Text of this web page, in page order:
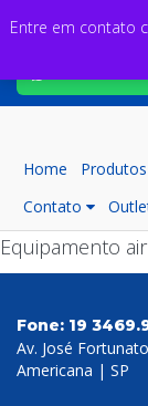
Home Produtos
Contato
Equipamento
Fone: 19
Av. José
Americana | SP
Entre em contato